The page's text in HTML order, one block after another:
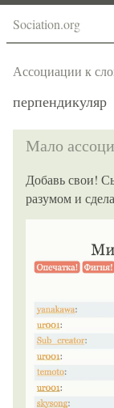
Sociation.org
Ассоциации к
перпендикуляр
Мало
Добавь свои!
разумом и